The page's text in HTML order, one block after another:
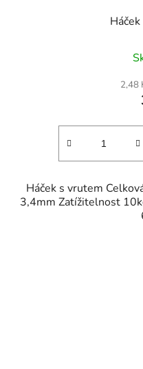
2,48
Háček s vrutem
3,4mm Zatížitelnost